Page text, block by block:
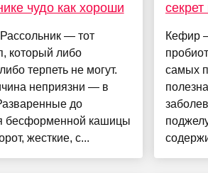
чудо как хороши
— тот
который либо
терпеть не могут.
неприязни — в
до
бесформенной кашицы
жесткие, с...
Кефир
самых